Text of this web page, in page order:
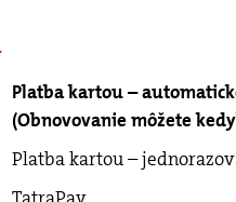
Platba kartou –
(Obnovovanie môžete
Platba kartou –